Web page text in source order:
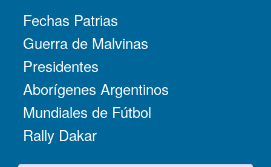
Fechas Patrias
Guerra de Malvinas
Presidentes
Aborígenes Argentinos
Mundiales de Fútbol
Rally Dakar